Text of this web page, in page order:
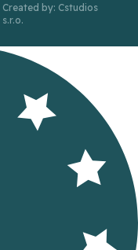
Created by: Cstudios
s.r.o.